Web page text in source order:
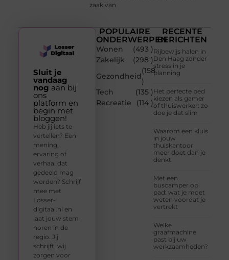
zaak van
POPULAIRE
ONDERWERPEN
Wonen
(493 )
Zakelijk
(298 )
Gezondheid
(158
)
Tech
(135 )
Recreatie
(114 )
RECENTE
BERICHTEN
Rijbewijs halen in
Den Haag zonder
stress in je
planning
Het perfecte bed
kiezen als gamer
of thuiswerker: zo
doe je dat slim
Waarom een kluis
in jouw
thuiskantoor
meer doet dan je
denkt
Met een
buscamper op
pad: wat je moet
weten voordat je
vertrekt
Welke
graafmachine
past bij uw
werkzaamheden?
Sluit je
vandaag
nog aan bij
ons
platform en
begin met
bloggen!
Heb jij iets te
vertellen? Een
mening,
ervaring of
verhaal dat
gedeeld mag
worden? Schrijf
mee met
Losser-
digitaal.nl en
laat jouw stem
horen in de
regio. Jij
schrijft, wij
zorgen voor